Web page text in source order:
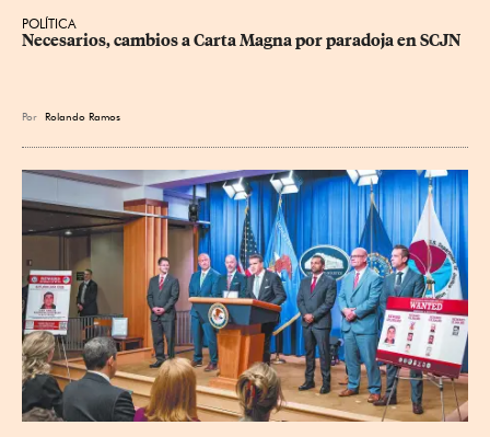
POLÍTICA
Necesarios, cambios a Carta Magna por paradoja en SCJN
Por Rolando Ramos